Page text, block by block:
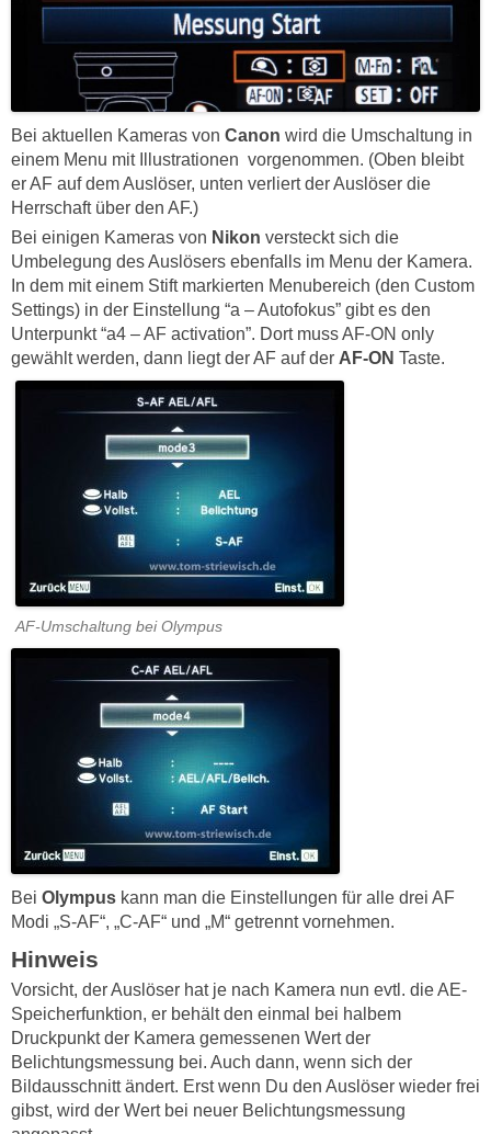
Bei aktuellen Kameras von Canon wird die Umschaltung in
einem Menu mit Illustrationen vorgenommen. (Oben bleibt
er AF auf dem Auslöser, unten verliert der Auslöser die
Herrschaft über den AF.)
Bei einigen Kameras von Nikon versteckt sich die
Umbelegung des Auslösers ebenfalls im Menu der Kamera.
In dem mit einem Stift markierten Menubereich (den Custom
Settings) in der Einstellung “a – Autofokus” gibt es den
Unterpunkt “a4 – AF activation”. Dort muss AF-ON only
gewählt werden, dann liegt der AF auf der AF-ON Taste.
AF-Umschaltung bei Olympus
Bei Olympus kann man die Einstellungen für alle drei AF
Modi „S-AF“, „C-AF“ und „M“ getrennt vornehmen.
Hinweis
Vorsicht, der Auslöser hat je nach Kamera nun evtl. die AE-
Speicherfunktion, er behält den einmal bei halbem
Druckpunkt der Kamera gemessenen Wert der
Belichtungsmessung bei. Auch dann, wenn sich der
Bildausschnitt ändert. Erst wenn Du den Auslöser wieder frei
gibst, wird der Wert bei neuer Belichtungsmessung